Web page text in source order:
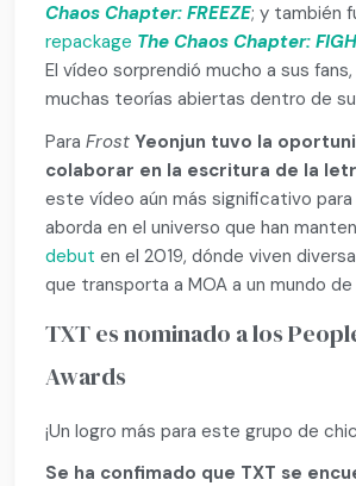
Chaos Chapter: FREEZE; y también
repackage The Chaos Chapter:
El vídeo sorprendió mucho a sus
muchas teorías abiertas dentro de
ParaFrostYeonjun tuvo la
colaborar en la escritura de la
este vídeo aún más significativo para
aborda en el universo que han
debut en el 2019, dónde viven
que transporta a MOA a un mundo
TXT es nominado a los
Awards
¡Un logro más para este grupo de
Se ha confimado que TXT se